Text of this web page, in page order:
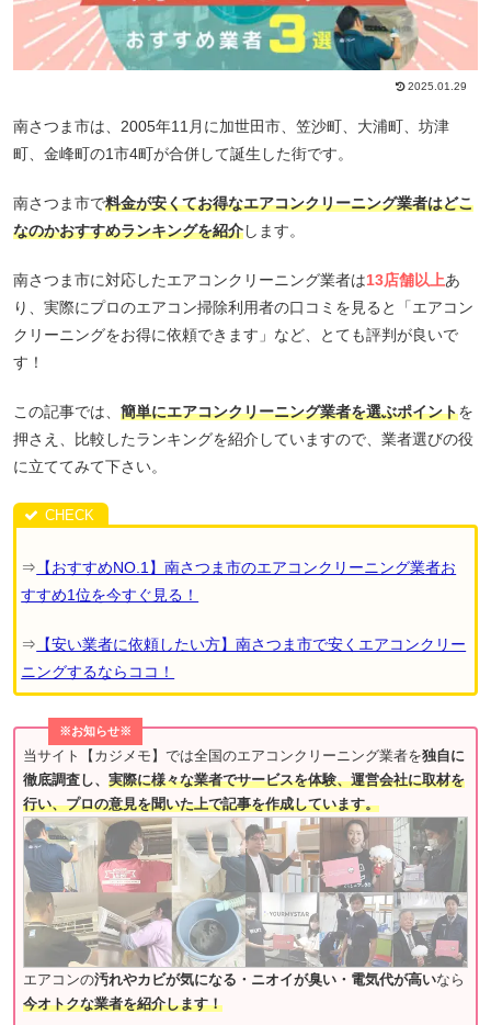
2025.01.29
南さつま市は、2005年11月に加世田市、笠沙町、大浦町、坊津
町、金峰町の1市4町が合併して誕生した街です。
南さつま市で料金が安くてお得なエアコンクリーニング業者はどこ
なのかおすすめランキングを紹介します。
南さつま市に対応したエアコンクリーニング業者は13店舗以上あ
り、実際にプロのエアコン掃除利用者の口コミを見ると「エアコン
クリーニングをお得に依頼できます」など、とても評判が良いで
す！
この記事では、 簡単にエアコンクリーニング業者を選ぶポイントを
押さえ、比較したランキングを紹介していますので、業者選びの役
に立ててみて下さい。
⇒ 【おすすめNO.1】南さつま市のエアコンクリーニング業者お
すすめ1位を今すぐ見る！
⇒ 【安い業者に依頼したい方】南さつま市で安くエアコンクリー
ニングするならココ！
※お知らせ※
当サイト【カジメモ】では全国のエアコンクリーニング業者を独自に
徹底調査し、 実際に様々な業者でサービスを体験、運営会社に取材を
行い、プロの意見を聞いた上で記事を作成しています。
エアコンの汚れやカビが気になる・ニオイが臭い・電気代が高いなら
今オトクな業者を紹介します！